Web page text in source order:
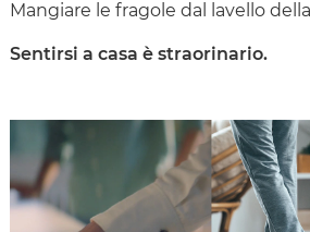
Mangiare le fragole dal lavello
Sentirsi a casa è straorinario.